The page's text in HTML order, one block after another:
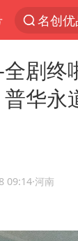
解锁
剧终
华永
09:14·河南